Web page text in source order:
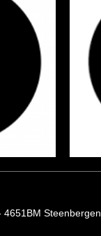
4651BM Steenbergen